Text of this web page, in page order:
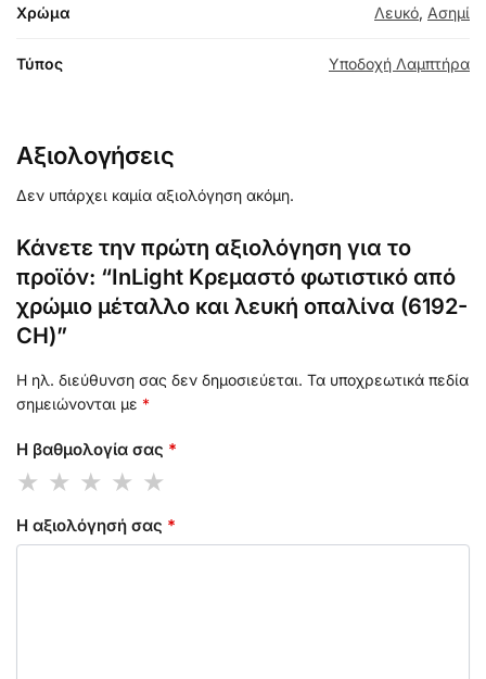
Χρώμα Λευκό, Ασημί
Τύπος Υποδοχή Λαμπτήρα
Αξιολογήσεις
Δεν υπάρχει καμία αξιολόγηση ακόμη.
Κάνετε την πρώτη αξιολόγηση για το
προϊόν: “InLight Κρεμαστό φωτιστικό από
χρώμιο μέταλλο και λευκή οπαλίνα (6192-
CH)”
Η ηλ. διεύθυνση σας δεν δημοσιεύεται. Τα υποχρεωτικά πεδία
σημειώνονται με *
Η βαθμολογία σας *
Η αξιολόγησή σας *